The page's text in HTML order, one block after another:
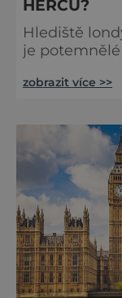
HERCŮ?
Hlediště
je
jakési
totiž údajně straší. Stavbu
divadla
divadelník
zobrazit více >>